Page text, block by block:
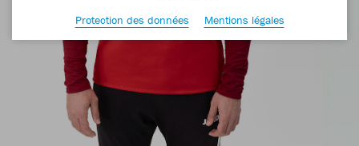
Protection des données
Mentions légales